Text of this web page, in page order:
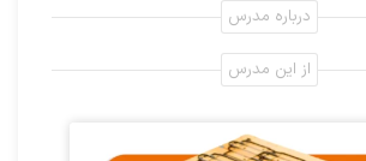
درباره مدرس
از این مدرس